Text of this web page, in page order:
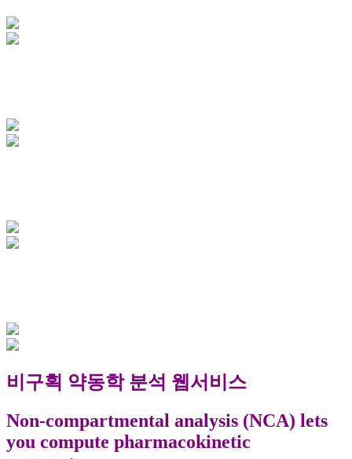
비구획 약동학 분석 웹서비스
Non-compartmental analysis (NCA) lets
you compute pharmacokinetic